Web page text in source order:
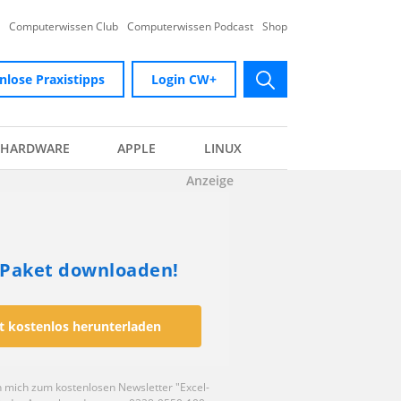
Computerwissen Club Computerwissen Podcast Shop
Praxistipps
Login CW+
submit
HARDWARE APPLE LINUX